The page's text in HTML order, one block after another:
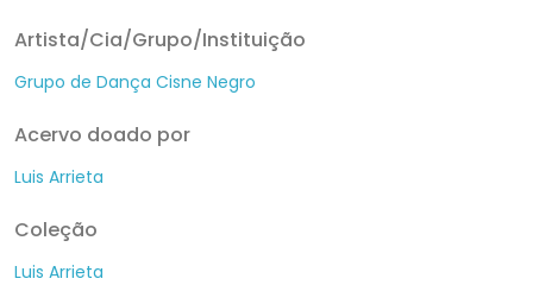
Artista/Cia/Grupo/Instituição
Grupo de Dança Cisne Negro
Acervo doado por
Luis Arrieta
Coleção
Luis Arrieta